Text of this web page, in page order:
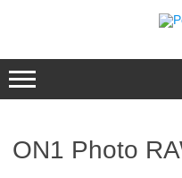
ON1 Photo